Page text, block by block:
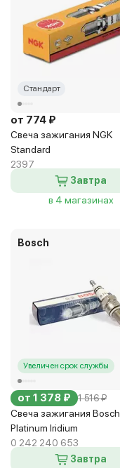
Стандарт
от 774 ₽
Свеча зажигания NGK
Standard
2397
Завтра
в 4 магазинах
Bosch
Увеличен срок службы
от 1 378 ₽ 1 516 ₽
Свеча зажигания Bosch
Platinum Iridium
0 242 240 653
Завтра